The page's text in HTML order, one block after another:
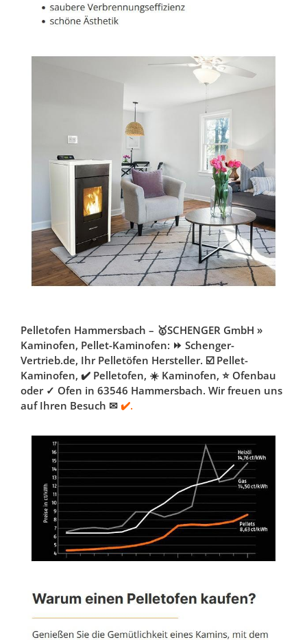
Pelletofen Hammersbach – 🥇SCHENGER GmbH »
Kaminofen, Pellet-Kaminofen: ⏩ Schenger-
Vertrieb.de, Ihr Pelletöfen Hersteller. ☑️ Pellet-
Kaminofen, ✔️ Pelletofen, ☀️ Kaminofen, ⭐ Ofenbau
oder ✓ Ofen in 63546 Hammersbach. Wir freuen uns
auf Ihren Besuch ✉ ✔️.